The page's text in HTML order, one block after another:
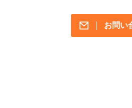
お問い